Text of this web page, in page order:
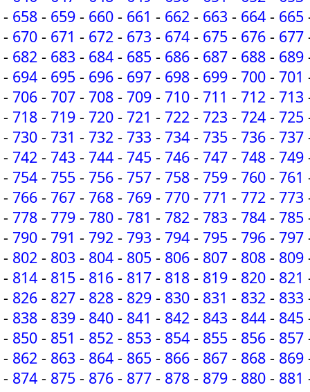
- 658 - 659 - 660 - 661 - 662 - 663 - 664 - 665
- 670 - 671 - 672 - 673 - 674 - 675 - 676 - 677
- 682 - 683 - 684 - 685 - 686 - 687 - 688 - 689
- 694 - 695 - 696 - 697 - 698 - 699 - 700 - 701
- 706 - 707 - 708 - 709 - 710 - 711 - 712 - 713
- 718 - 719 - 720 - 721 - 722 - 723 - 724 - 725
- 730 - 731 - 732 - 733 - 734 - 735 - 736 - 737
- 742 - 743 - 744 - 745 - 746 - 747 - 748 - 749
- 754 - 755 - 756 - 757 - 758 - 759 - 760 - 761
- 766 - 767 - 768 - 769 - 770 - 771 - 772 - 773
- 778 - 779 - 780 - 781 - 782 - 783 - 784 - 785
- 790 - 791 - 792 - 793 - 794 - 795 - 796 - 797
- 802 - 803 - 804 - 805 - 806 - 807 - 808 - 809
- 814 - 815 - 816 - 817 - 818 - 819 - 820 - 821
- 826 - 827 - 828 - 829 - 830 - 831 - 832 - 833
- 838 - 839 - 840 - 841 - 842 - 843 - 844 - 845
- 850 - 851 - 852 - 853 - 854 - 855 - 856 - 857
- 862 - 863 - 864 - 865 - 866 - 867 - 868 - 869
- 874 - 875 - 876 - 877 - 878 - 879 - 880 - 881